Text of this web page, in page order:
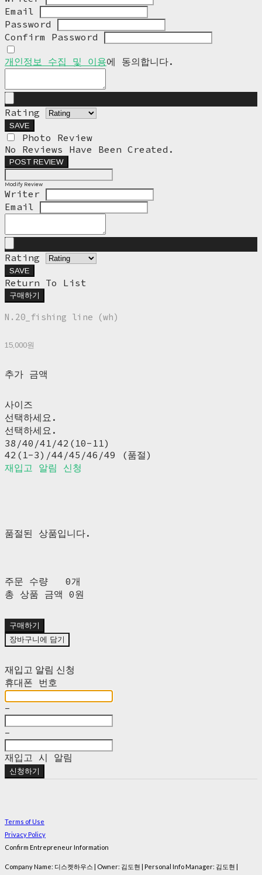
Email
Password
Confirm Password
개인정보 수집 및 이용에 동의합니다.
Rating
SAVE
Photo Review
No Reviews Have Been Created.
POST REVIEW
Modify Review
Writer
Email
Rating
SAVE
Return To List
구매하기
N.20_fishing line (wh)
15,000원
추가 금액
사이즈
선택하세요.
선택하세요.
38/40/41/42(10-11)
42(1-3)/44/45/46/49 (품절)
재입고 알림 신청
품절된 상품입니다.
주문 수량
0개
총 상품 금액 0원
구매하기
장바구니에 담기
재입고 알림 신청
휴대폰 번호
-
-
재입고 시 알림
신청하기
Terms of Use
Privacy Policy
Confirm Entrepreneur Information
Company Name: 디스켓하우스 | Owner: 김도현 | Personal Info Manager: 김도현 |